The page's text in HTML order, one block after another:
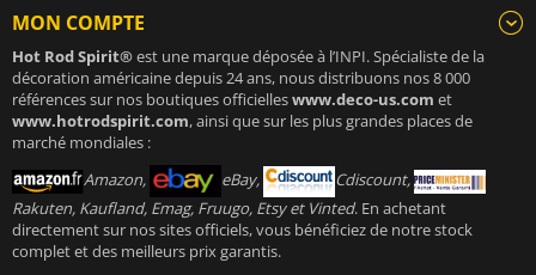
MON COMPTE
Hot Rod Spirit®est une marque déposée à l’INPI. Spécialiste de la
décoration américaine depuis 24 ans, nous distribuons nos 8 000
références sur nos boutiques officielleswww.deco-us.com et
www.hotrodspirit.com, ainsi que sur les plus grandes places de
marché mondiales :
Amazon,
eBay,
Cdiscount,
Rakuten, Kaufland, Emag, Fruugo, Etsy et Vinted. En achetant
directement sur nos sites officiels, vous bénéficiez de notre stock
complet et des meilleurs prix garantis.